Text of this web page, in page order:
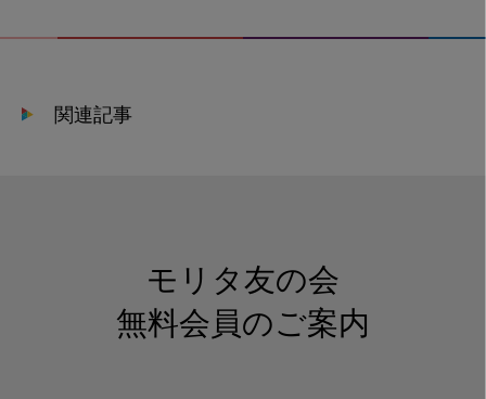
関連記事
モリタ友の会
無料会員のご案内